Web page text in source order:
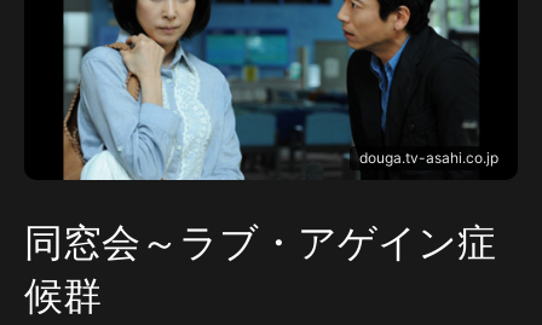
douga.tv-asahi.co.jp
同窓会～ラブ・アゲイン症
候群